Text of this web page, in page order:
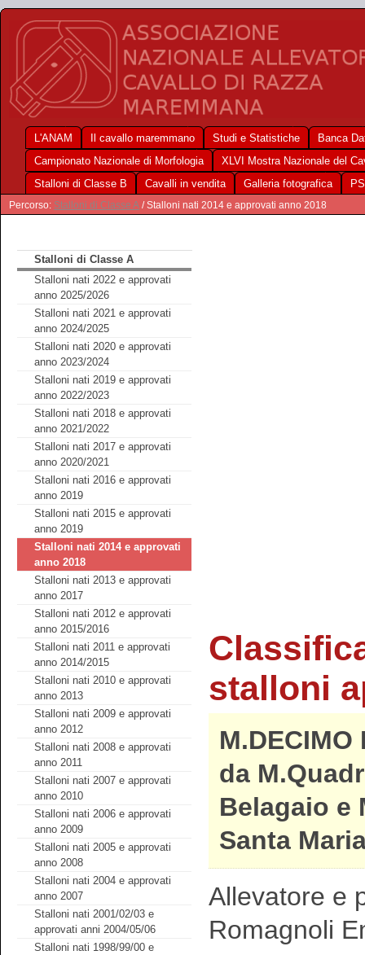
L'ANAM Il cavallo maremmano Studi e Statistiche
Banca
Campionato Nazionale di Morfologia
XLVI Mostra Nazionale del
Stalloni di Classe B
Cavalli in vendita Galleria fotografica
Percorso: Stalloni di Classe A / Stalloni nati 2014 e approvati anno 2018
Stalloni di Classe A
Stalloni nati 2022 e approvati
anno 2025/2026
Stalloni nati 2021 e approvati
anno 2024/2025
Stalloni nati 2020 e approvati
anno 2023/2024
Stalloni nati 2019 e approvati
anno 2022/2023
Stalloni nati 2018 e approvati
anno 2021/2022
Stalloni nati 2017 e approvati
anno 2020/2021
Stalloni nati 2016 e approvati
anno 2019
Stalloni nati 2015 e approvati
anno 2019
Stalloni nati 2014 e approvati
anno 2018
Stalloni nati 2013 e approvati
anno 2017
Stalloni nati 2012 e approvati
anno 2015/2016
Stalloni nati 2011 e approvati
anno 2014/2015
Stalloni nati 2010 e approvati
anno 2013
Stalloni nati 2009 e approvati
anno 2012
Stalloni nati 2008 e approvati
anno 2011
Stalloni nati 2007 e approvati
anno 2010
Stalloni nati 2006 e approvati
anno 2009
Stalloni nati 2005 e approvati
anno 2008
Stalloni nati 2004 e approvati
anno 2007
Stalloni nati 2001/02/03 e
approvati anni 2004/05/06
Stalloni nati 1998/99/00 e
stalloni
M.DECIMO
da
Belagaio e
Santa
Allevatore e
Romagnoli